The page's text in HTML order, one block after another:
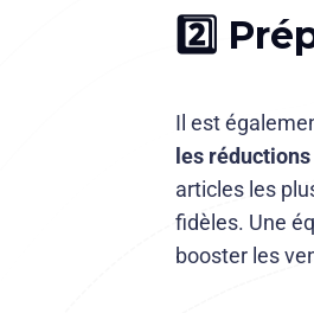
2️⃣
Il est
les
articles les
fidèles. Une
booster les